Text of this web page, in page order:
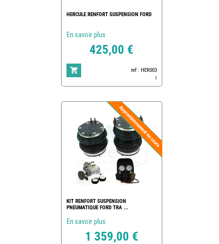
HERCULE RENFORT SUSPENSION FORD
En savoir plus
425,00 €
ref : HER003
2
KIT RENFORT SUSPENSION
PNEUMATIQUE FORD TRA ...
En savoir plus
1 359,00 €